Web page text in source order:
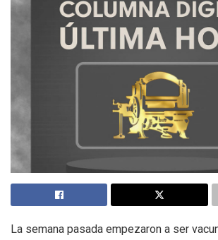
La semana pasada empezaron a ser